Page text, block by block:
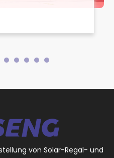
wird
15 GW
vollständigen
von Solar-Regal- und